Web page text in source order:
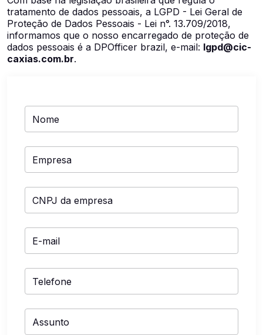
tratamento de dados pessoais, a LGPD - Lei Geral de
Proteção de Dados Pessoais - Lei n°. 13.709/2018,
informamos que o nosso encarregado de proteção de
dados pessoais é a DPOfficer brazil, e-mail: lgpd@cic-
caxias.com.br.
Nome
Empresa
CNPJ da empresa
E-mail
Telefone
Assunto